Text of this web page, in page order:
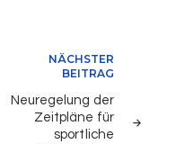
NÄCHSTER
BEITRAG
Neuregelung der
Zeitpläne für
sportliche